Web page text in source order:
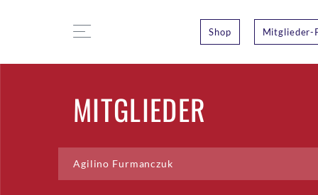
Shop Mitglieder-
MITGLIEDER